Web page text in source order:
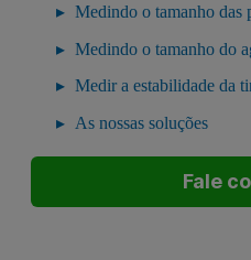
Medindo o tamanho das
Medindo o tamanho do
Medir a estabilidade da
As nossas soluções
Fale